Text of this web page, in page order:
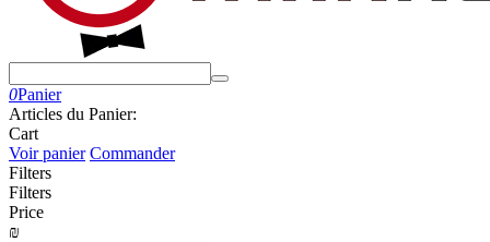
0Panier
Articles du Panier:
Cart
Voir panier Commander
Filters
Filters
Price
₪